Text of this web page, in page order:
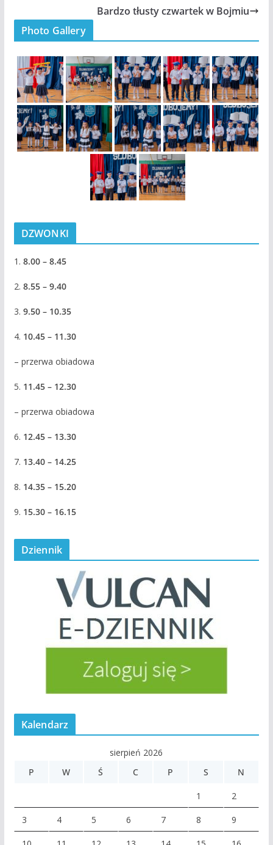
Bardzo tłusty czwartek w Bojmiu
Photo Gallery
DZWONKI
1. 8.00 – 8.45
2. 8.55 – 9.40
3. 9.50 – 10.35
4. 10.45 – 11.30
– przerwa obiadowa
5. 11.45 – 12.30
– przerwa obiadowa
6. 12.45 – 13.30
7. 13.40 – 14.25
8. 14.35 – 15.20
9. 15.30 – 16.15
Dziennik
Kalendarz
sierpień 2026
P
W Ś C P S N
1 2
3 4 5 6 7 8 9